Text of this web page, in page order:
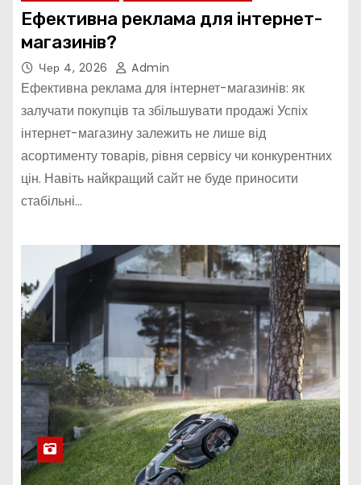
Ефективна реклама для інтернет-
магазинів?
Чер 4, 2026 Admin
Ефективна реклама для інтернет-магазинів: як
залучати покупців та збільшувати продажі Успіх
інтернет-магазину залежить не лише від
асортименту товарів, рівня сервісу чи конкурентних
цін. Навіть найкращий сайт не буде приносити
стабільні…